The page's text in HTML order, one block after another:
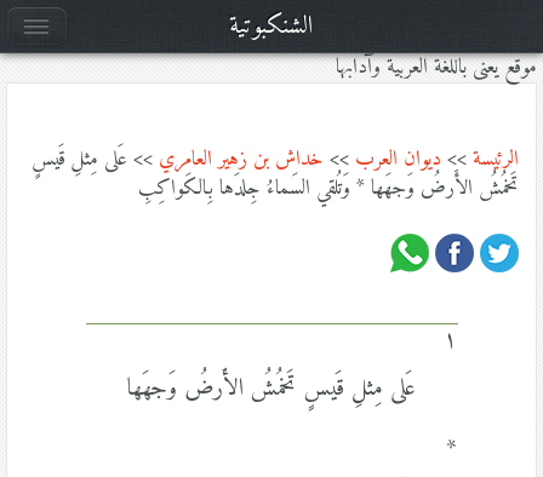
موقع يعنى باللغة العربية وآدابها
الرئيسة>> ديوان العرب >> خداش بن زهير العامري >> عَلى مِثلِ قَيسٍ
تَخمُشُ الأَرضُ وَجهَها * وَتُلقي السَماءُ جِلدَها بِالكَواكِبِ
١
عَلى مِثلِ قَيسٍ تَخمُشُ الأَرضُ وَجهَها
*
الشنكبوتية